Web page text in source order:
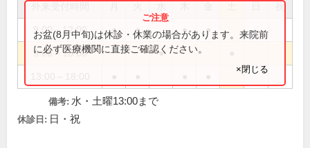
祝
9:00～12:00 ● ● ● ●
9:00～13:00 ●
お盆(8月中旬)は休診・休業の場合があります。来院前
に必ず医療機関に直接ご確認ください。
×閉じる
備考: 水・土曜13:00まで
休診日: 日・祝